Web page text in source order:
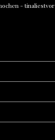
- tinaliestvor